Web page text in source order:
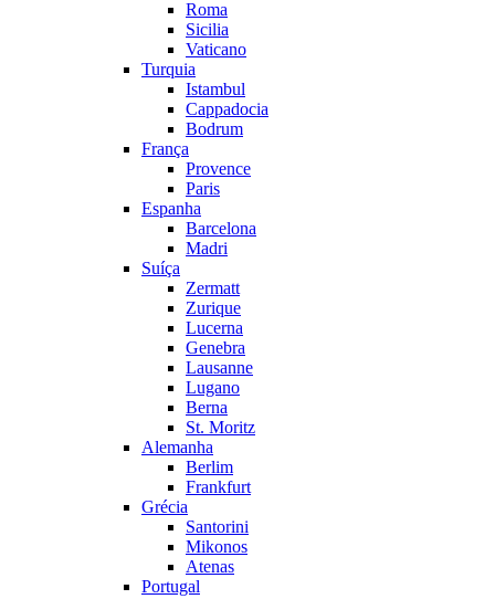
Roma
Sicilia
Vaticano
Turquia
Istambul
Cappadocia
Bodrum
França
Provence
Paris
Espanha
Barcelona
Madri
Suíça
Zermatt
Zurique
Lucerna
Genebra
Lausanne
Lugano
Berna
St. Moritz
Alemanha
Berlim
Frankfurt
Grécia
Santorini
Mikonos
Atenas
Portugal